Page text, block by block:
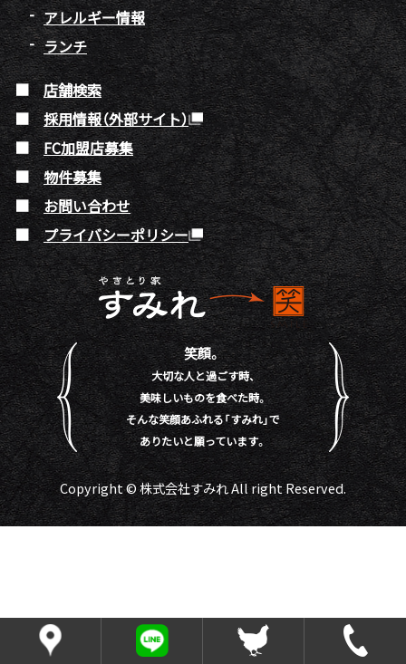
アレルギー情報
ランチ
店舗検索
採用情報（外部サイト）
FC加盟店募集
物件募集
お問い合わせ
プライバシーポリシー
笑顔。
大切な人と過ごす時、
美味しいものを食べた時。
そんな笑顔あふれる「すみれ」で
ありたいと願っています。
Copyright © 株式会社すみれ All right Reserved.